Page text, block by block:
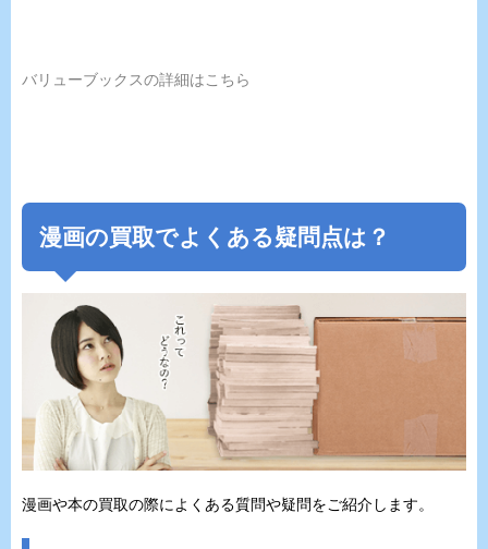
バリューブックスの詳細はこちら
漫画の買取でよくある疑問点は？
漫画や本の買取の際によくある質問や疑問をご紹介します。